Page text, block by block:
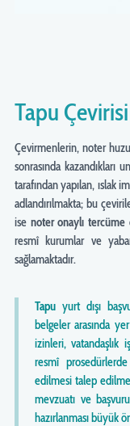
Tapu Çevirisi
Çevirmenlerin, noter
sonrasında kazandıkları
tarafından yapılan, ıslak
adlandırılmakta; bu
ise noter onaylı tercüme
resmî kurumlar ve
sağlamaktadır.
Tapuyurt dışı
belgeler arasında
izinleri, vatandaşlık
resmî
edilmesi talep
mevzuatı ve
hazırlanması büyük